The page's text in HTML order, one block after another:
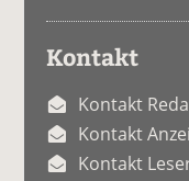
Kontakt
Kontakt
Kontakt
Kontakt